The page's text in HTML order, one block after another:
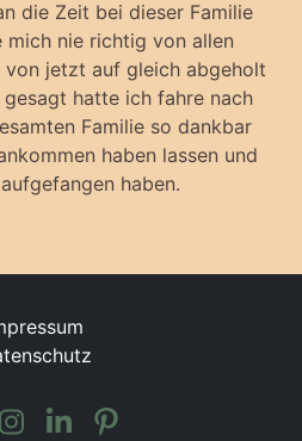
die Zeit bei dieser Familie
mich nie richtig von allen
von jetzt auf gleich abgeholt
hatte ich fahre nach
Familie so dankbar
haben lassen und
haben.